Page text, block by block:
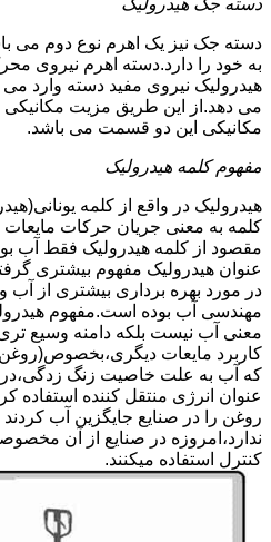
دسته جک نیز یک اهرم نوع دوم می
به خود را دارد.دسته اهرم نیروی
هیدرولیک نیروی مفید دسته وارد
می دهد.از این طریق مزیت مکانیکی
مکانیکی این دو قسمت می باشد.
مفهوم کلمه هیدرولیک
هیدرولیک در واقع از کلمه
کلمه به معنی جریان حرکات
مقصود از کلمه هیدرولیک فقط آب
عنوان هیدرولیک مفهوم بیشتری
در مورد بهره برداری بیشتری از
مهندسی آب بوده است.مفهوم
معنی آب نیست بلکه دامنه وسیع
کاربرد مایعات
که آب به علت خاصیت زنگ زدگی،در
عنوان انرژی منتقل کننده
روغن را در صنایع جایگزین آب
ندارد،امروزه در صنایع از آن
کنترل استفاده میکنند.